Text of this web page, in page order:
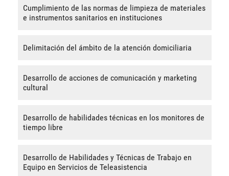
Cumplimiento de las normas de limpieza de materiales
e instrumentos sanitarios en instituciones
Delimitación del ámbito de la atención domiciliaria
Desarrollo de acciones de comunicación y marketing
cultural
Desarrollo de habilidades técnicas en los monitores de
tiempo libre
Desarrollo de Habilidades y Técnicas de Trabajo en
Equipo en Servicios de Teleasistencia